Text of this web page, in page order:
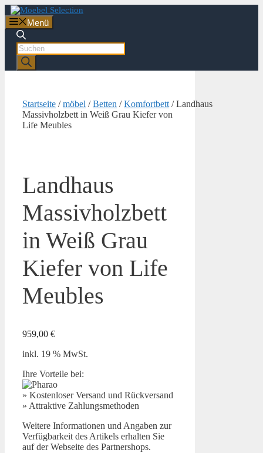
Zum
Inhalt
springen
Menü
Products
search
Startseite /möbel /Betten /Komfortbett / Landhaus
Massivholzbett in Weiß Grau Kiefer von
Life Meubles
Landhaus
Massivholzbett
in Weiß Grau
Kiefer von Life
Meubles
959,00 €
inkl. 19 % MwSt.
Ihre Vorteile bei:
» Kostenloser Versand und Rückversand
» Attraktive Zahlungsmethoden
Weitere Informationen und Angaben zur
Verfügbarkeit des Artikels erhalten Sie
auf der Webseite des Partnershops.